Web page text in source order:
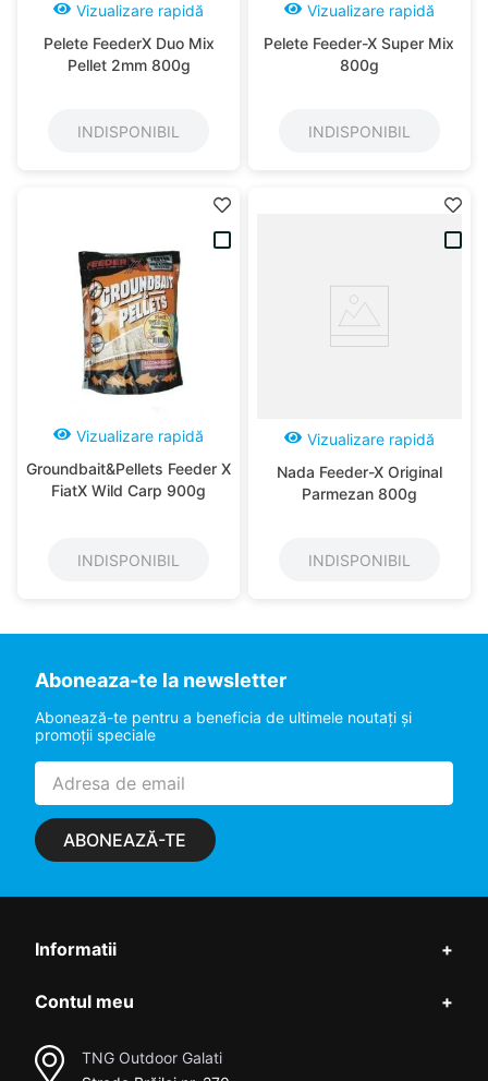
Vizualizare rapidă
Pelete FeederX Duo Mix
Pellet 2mm 800g
INDISPONIBIL
Vizualizare rapidă
Pelete Feeder-X Super Mix
800g
INDISPONIBIL
Vizualizare rapidă
Groundbait&Pellets Feeder X
FiatX Wild Carp 900g
INDISPONIBIL
Vizualizare rapidă
Nada Feeder-X Original
Parmezan 800g
INDISPONIBIL
Aboneaza-te la newsletter
Abonează-te pentru a beneficia de ultimele noutaţi şi
promoţii speciale
ABONEAZĂ-TE
Informatii +
Contul meu +
TNG Outdoor Galati